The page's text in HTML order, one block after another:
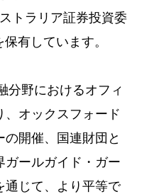
トラリア証券投資委
有しています。
分野におけるオフィ
、オックスフォード
開催、国連財団と
ガールガイド・ガー
通じて、より平等で